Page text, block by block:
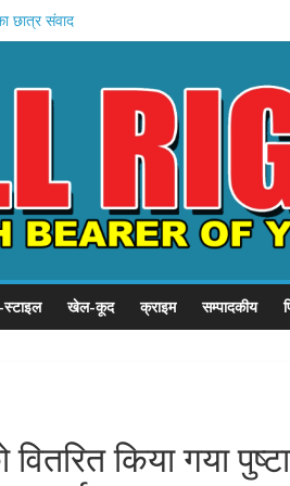
से गुहार
छात्र संवाद
शुरू
प्रदर्शन
खेल-कूद क्राइम सम्पादकीय
किया गया